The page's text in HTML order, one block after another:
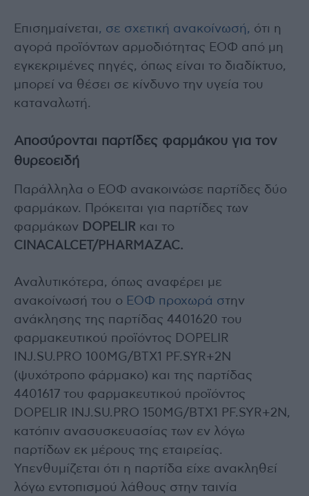
Επισημαίνεται, σε σχετική ανακοίνωσή, ότι η
αγορά προϊόντων αρμοδιότητας ΕΟΦ από μη
εγκεκριμένες πηγές, όπως είναι το διαδίκτυο,
μπορεί να θέσει σε κίνδυνο την υγεία του
καταναλωτή.
Αποσύρονται παρτίδες φαρμάκου για τον
θυρεοειδή
Παράλληλα ο ΕΟΦ ανακοινώσε παρτίδες δύο
φαρμάκων. Πρόκειται για παρτίδες των
φαρμάκων DOPELIR και το
CINACALCET/PHARMAZAC.
Αναλυτικότερα, όπως αναφέρει με
ανακοίνωσή του ο ΕΟΦ προχωρά στην
ανάκλησης της παρτίδας 4401620 του
φαρμακευτικού προϊόντος DOPELIR
INJ.SU.PRO 100MG/BTX1 PF.SYR+2N
(ψυχότροπο φάρμακο) και της παρτίδας
4401617 του φαρμακευτικού προϊόντος
DOPELIR INJ.SU.PRO 150MG/BTX1 PF.SYR+2N,
κατόπιν ανασυσκευασίας των εν λόγω
παρτίδων εκ μέρους της εταιρείας.
Υπενθυμίζεται ότι η παρτίδα είχε ανακληθεί
λόγω εντοπισμού λάθους στην ταινία